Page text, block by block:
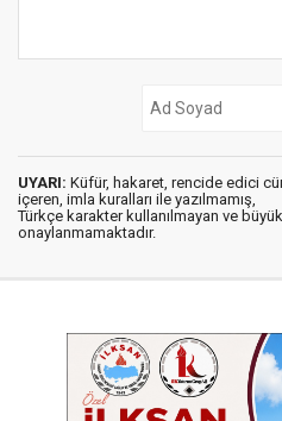
UYARI: Küfür, hakaret, rencide edici
içeren, imla kuralları ile yazılmamış,
Türkçe karakter kullanılmayan ve
onaylanmamaktadır.